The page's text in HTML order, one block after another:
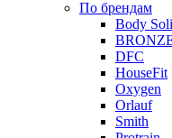
По брендам
Body
DFC
HouseFit
Oxygen
Orlauf
Smith